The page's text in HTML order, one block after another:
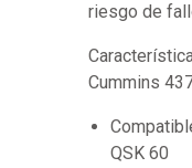
riesgo de
Cummins
QSK 60